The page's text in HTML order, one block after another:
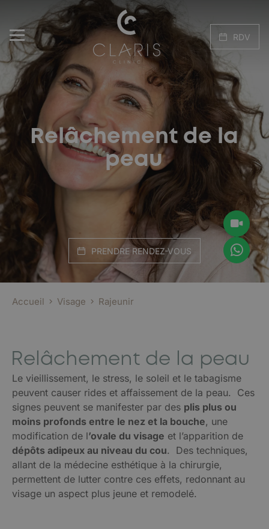
RDV
Relâchement de la
peau
PRENDRE RENDEZ-VOUS
Accueil Visage Rajeunir
Relâchement de la peau
Le vieillissement, le stress, le soleil et le tabagisme
peuvent causer rides et affaissement de la peau. Ces
signes peuvent se manifester par des plis plus ou
moins profonds entre le nez et la bouche, une
modification de l’ovale du visage et l’apparition de
dépôts adipeux au niveau du cou. Des techniques,
allant de la médecine esthétique à la chirurgie,
permettent de lutter contre ces effets, redonnant au
visage un aspect plus jeune et remodelé.